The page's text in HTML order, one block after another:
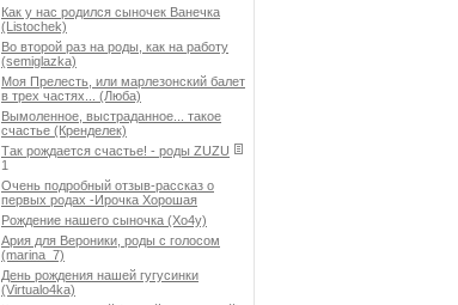
Как у нас родился сыночек Ванечка
(Listochek)
Во второй раз на роды, как на работу
(semiglazka)
Моя Прелесть, или марлезонский балет
в трех частях... (Люба)
Вымоленное, выстраданное... такое
счастье (Кренделек)
Так рождается счастье! - роды ZUZU
1
Очень подробный отзыв-рассказ о
первых родах -Ирочка Хорошая
Рождение нашего сыночка (Хо4у)
Ария для Вероники, роды с голосом
(marina_7)
День рождения нашей гугусинки
(Virtualo4ka)